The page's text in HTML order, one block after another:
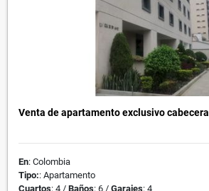
Venta de apartamento exclusivo cabecera
En: Colombia
Tipo:: Apartamento
Cuartos: 4 / Baños: 6 / Garajes: 4